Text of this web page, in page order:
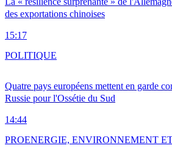
des exportations chinoises
15:17
Quatre pays européens mettent en garde
Russie pour l'Ossétie du Sud
14:44
POLITIQUE
PROENERGIE, ENVIRONNEMENT